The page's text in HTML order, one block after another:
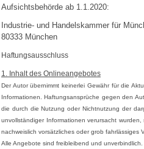
Aufsichtsbehörde ab 1.1.2020:
Industrie- und Handelskammer für
80333 München
Haftungsausschluss
1. Inhalt des Onlineangebotes
Der Autor übernimmt keinerlei Gewähr für die
Informationen. Haftungsansprüche gegen den
die durch die Nutzung oder Nichtnutzung der
unvollständiger Informationen verursacht
nachweislich vorsätzliches oder grob fahrlässiges
Alle Angebote sind freibleibend und